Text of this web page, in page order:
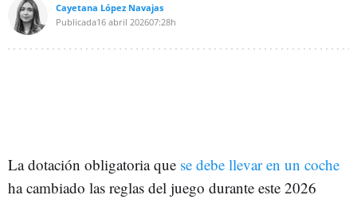
Cayetana López Navajas
Publicada16 abril 202607:28h
La dotación obligatoria que se debe llevar en un coche
ha cambiado las reglas del juego durante este 2026